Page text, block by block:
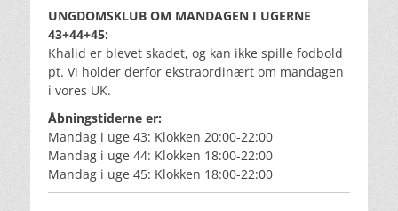
UNGDOMSKLUB OM MANDAGEN I UGERNE
43+44+45:
Khalid er blevet skadet, og kan ikke spille fodbold
pt. Vi holder derfor ekstraordinært om mandagen
i vores UK.
Åbningstiderne er:
Mandag i uge 43: Klokken 20:00-22:00
Mandag i uge 44: Klokken 18:00-22:00
Mandag i uge 45: Klokken 18:00-22:00